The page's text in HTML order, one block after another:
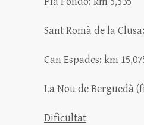
Sant Romà de la
Can Espades: km
La Nou de Berguedà
Dificultat